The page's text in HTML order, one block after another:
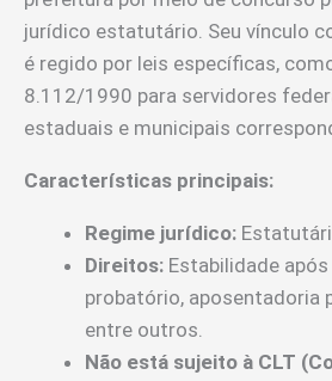
jurídico estatutário. Seu vínculo
é regido por leis específicas,
8.112/1990 para servidores
estaduais e municipais
Características principais:
Regime jurídico:
Direitos: Estabilidade
probatório, aposentadoria
entre outros.
Não está sujeito à CLT